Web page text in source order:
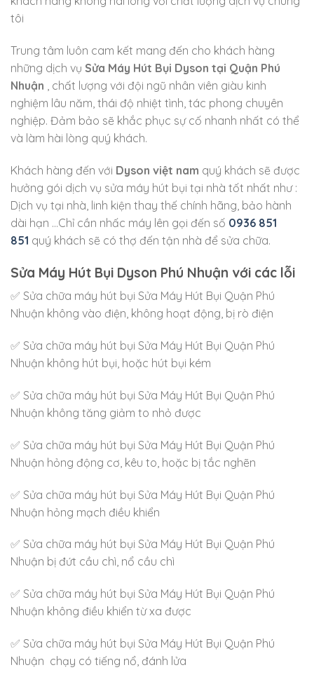
tôi
Trung tâm luôn cam kết mang đến cho khách hàng
những dịch vụ Sửa Máy Hút Bụi Dyson tại Quận Phú
Nhuận , chất lượng với đội ngũ nhân viên giàu kinh
nghiệm lâu năm, thái độ nhiệt tình, tác phong chuyên
nghiệp. Đảm bảo sẽ khắc phục sự cố nhanh nhất có thể
và làm hài lòng quý khách.
Khách hàng đến với Dyson việt nam quý khách sẽ được
hưởng gói dịch vụ sửa máy hút bụi tại nhà tốt nhất như :
Dịch vụ tại nhà, linh kiện thay thế chính hãng, bảo hành
dài hạn …Chỉ cần nhấc máy lên gọi đến số 0936 851
851 quý khách sẽ có thợ đến tận nhà để sửa chữa.
Sửa Máy Hút Bụi Dyson Phú Nhuận với các lỗi
✅ Sửa chữa máy hút bụi Sửa Máy Hút Bụi Quận Phú
Nhuận không vào điện, không hoạt động, bị rò điện
✅ Sửa chữa máy hút bụi Sửa Máy Hút Bụi Quận Phú
Nhuận không hút bụi, hoặc hút bụi kém
✅ Sửa chữa máy hút bụi Sửa Máy Hút Bụi Quận Phú
Nhuận không tăng giảm to nhỏ được
✅ Sửa chữa máy hút bụi Sửa Máy Hút Bụi Quận Phú
Nhuận hỏng động cơ, kêu to, hoặc bị tắc nghẽn
✅ Sửa chữa máy hút bụi Sửa Máy Hút Bụi Quận Phú
Nhuận hỏng mạch điều khiển
✅ Sửa chữa máy hút bụi Sửa Máy Hút Bụi Quận Phú
Nhuận bị đứt cầu chì, nổ cầu chì
✅ Sửa chữa máy hút bụi Sửa Máy Hút Bụi Quận Phú
Nhuận không điều khiển từ xa được
✅ Sửa chữa máy hút bụi Sửa Máy Hút Bụi Quận Phú
Nhuận chạy có tiếng nổ, đánh lửa